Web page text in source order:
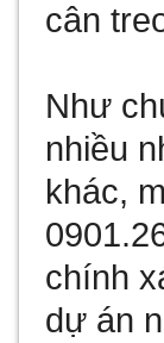
cân
Như
nhiều
khác,
chính
dự án